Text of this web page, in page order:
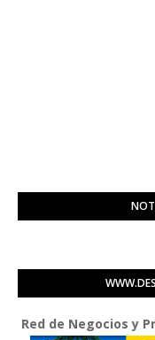
Negocios y